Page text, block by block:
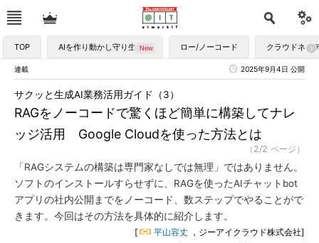
TOP AIを作り動かし守り生かす ロー/ノーコード クラウドネイ
連載 2025年9月4日 公開
RAGをノーコードで驚くほど簡単に構築してナレ
ッジ活用 Google Cloudを使った方法とは
サクッと生成AI業務活用ガイド（3）
（2/2 ページ）
「RAGシステムの構築は専門家なしでは無理」ではありません。
ソフトのインストールすらせずに、RAGを使ったAIチャットbot
アプリの社内公開までをノーコード、数ステップでやることがで
きます。今回はその方法を具体的に紹介します。
[ 平山容丈 ，ジーアイクラウド株式会社]